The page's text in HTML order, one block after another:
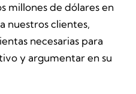
millones de dólares en
nuestros clientes,
necesarias para
y argumentar en su